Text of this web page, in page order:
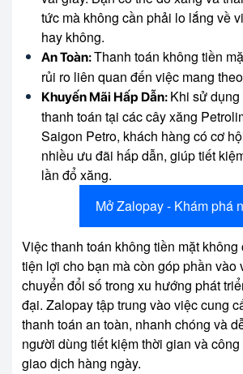
tức mà không cần phải lo lắng về
hay không.
An Toàn:Thanh toán không tiền
rủi ro liên quan đến việc mang
Khuyến Mãi Hấp Dẫn: Khi sử
thanh toán tại các cây xăng
Saigon Petro, khách hàng có cơ
nhiều ưu đãi hấp dẫn, giúp tiết
lần đổ xăng.
Mở Zalopay - Khám phá
Việc thanh toán không tiền mặt
tiện lợi cho bạn mà còn góp phần vào
chuyển đổi số trong xu hướng phát
đại. Zalopay tập trung vào việc cung
thanh toán an toàn, nhanh chóng và
người dùng tiết kiệm thời gian và
giao dịch hàng ngày.